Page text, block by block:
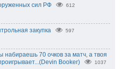
сил РФ 612
закупка 597
набираешь 70 очков за матч, а твоя
Booker)
1037